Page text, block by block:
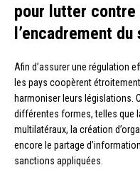
pour lutter
l’encadrement
Afin d’assurer une régulation
les pays coopèrent
harmoniser leurs législations.
différentes formes, telles que
multilatéraux, la création
encore le partage
sanctions appliquées.